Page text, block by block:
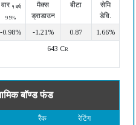
वार १ वर्ष
95%
मैक्स
ड्राडाउन
बीटा
सेमि
डेवि.
-0.98% -1.21% 0.87
1.66%
643 Cr
बॉण्ड फंड
रैंक
रेटिंग